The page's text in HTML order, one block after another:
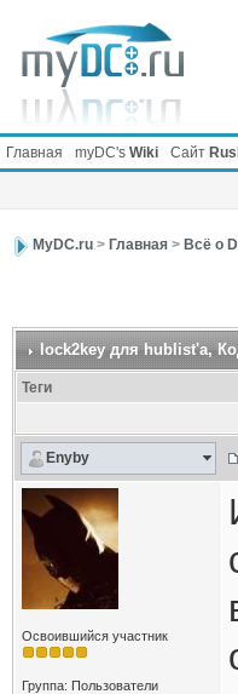
Главная myDC's Wiki Сайт
MyDC.ru> Главная> Всё о
lock2key для hublist'а,
Теги
Enyby
Освоившийся участник
Группа: Пользователи